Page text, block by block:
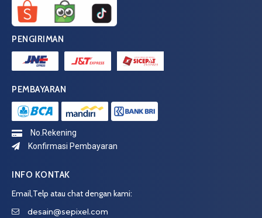
PENGIRIMAN
PEMBAYARAN
No.Rekening
Konfirmasi Pembayaran
INFO KONTAK
Email,Telp atau chat dengan kami:
desain@sepixel.com